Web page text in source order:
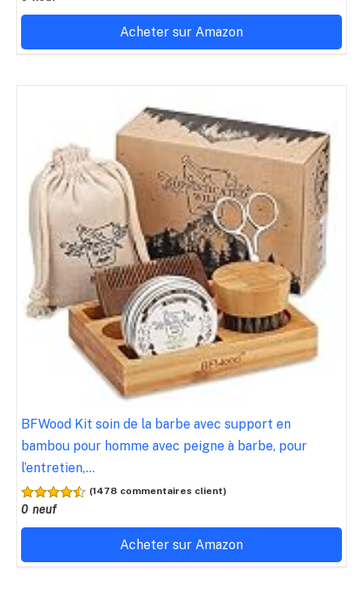
Acheter sur Amazon
BFWood Kit soin de la barbe avec support en
bambou pour homme avec peigne à barbe, pour
l’entretien,...
(1478 commentaires client)
0 neuf
Acheter sur Amazon